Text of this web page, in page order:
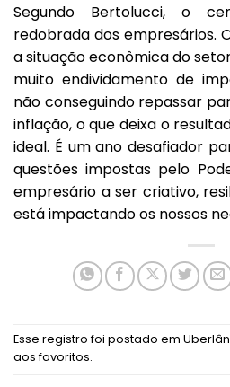
Segundo Bertolucci, o
redobrada dos empresários.
a situação econômica do
muito endividamento de
não conseguindo repassar
inflação, o que deixa o
ideal. É um ano desafiador
questões impostas pelo
empresário a ser criativo,
está impactando os nossos
Esse registro foi postado em
aos favoritos.